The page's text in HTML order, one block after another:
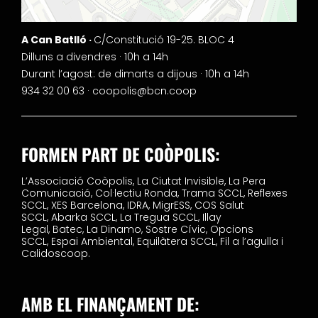
A Can Batlló · C/Constitució 19-25. BLOC 4
Dilluns a divendres · 10h a 14h
Durant l’agost: de dimarts a dijous · 10h a 14h
934 32 00 63 · coopolis@bcn.coop
FORMEN PART DE COÒPOLIS:
L’Associació Coòpolis, La Ciutat Invisible, La Pera
Comunicació, Col·lectiu Ronda, Trama SCCL, Reflexes
SCCL, XES Barcelona, IDRA, MigrESS, COS Salut
SCCL, Abarka SCCL, La Tregua SCCL, Illay
Legal, Batec, La Dinamo, Sostre Cívic, Opcions
SCCL, Espai Ambiental, Equilàtera SCCL, Fil a l’agulla i
Calidoscoop.
AMB EL FINANÇAMENT DE: